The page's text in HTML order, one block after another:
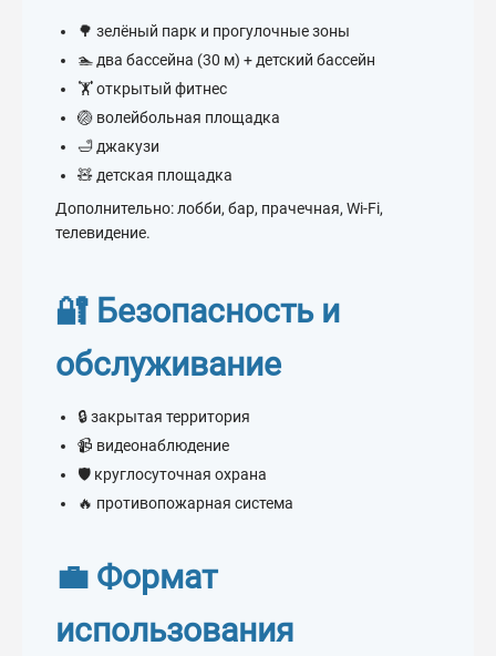
🌳 зелёный парк и прогулочные зоны
🏊 два бассейна (30 м) + детский бассейн
🏋️ открытый фитнес
🏐 волейбольная площадка
🛁 джакузи
🧸 детская площадка
Дополнительно: лобби, бар, прачечная, Wi-Fi,
телевидение.
🔐 Безопасность и
обслуживание
🔒 закрытая территория
📹 видеонаблюдение
🛡 круглосуточная охрана
🔥 противопожарная система
💼 Формат
использования